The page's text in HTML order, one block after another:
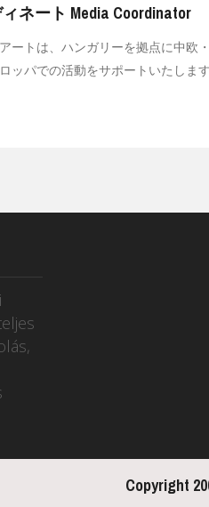
ネート Media Coordinator
ートは、ハンガリーを拠点に中
ッパでの活動をサポートいたしま
Copyright